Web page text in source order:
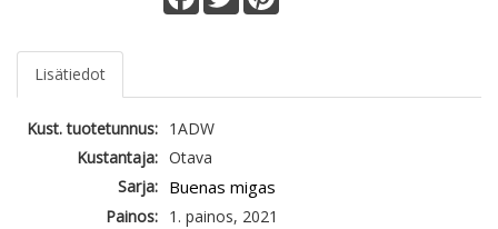
Lisätiedot
Kust. tuotetunnus: 1ADW
Kustantaja: Otava
Sarja: Buenas migas
Painos: 1. painos, 2021